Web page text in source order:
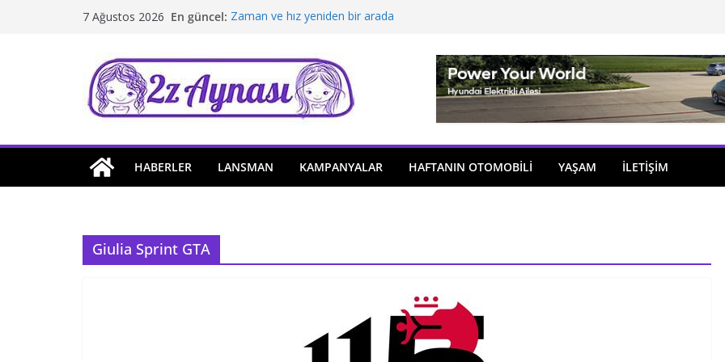
7 Ağustos 2026 En güncel: Zaman ve hız yeniden bir arada
Hafif ticaride yerli üretim model sayısı artıyor
Tatil rotasında test sürüşü
HABERLER LANSMAN KAMPANYALAR HAFTANIN OTOMOBILI YAŞAM İLETİŞİM
Giulia Sprint GTA